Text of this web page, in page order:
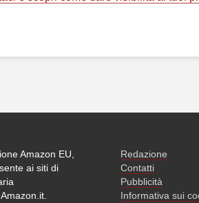
Amazon EU,
ai siti di
Redazione
Contatti
Pubblicità
Informativa sui